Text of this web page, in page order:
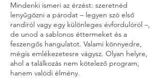
Mindenki ismeri az érzést: szeretnéd
lenyűgözni a párodat – legyen szó első
randiról vagy egy különleges évfordulóról –,
de unod a sablonos éttermeket és a
feszengős hangulatot. Valami könnyedre,
mégis emlékezetesre vágysz. Olyan helyre,
ahol a találkozás nem kötelező program,
hanem valódi élmény.